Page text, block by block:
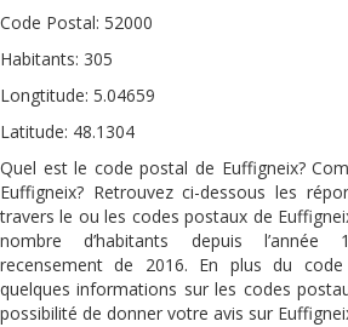
Code Postal: 52000
Habitants: 305
Longtitude: 5.04659
Latitude: 48.1304
Quel est le code postal de Euffigneix?
Euffigneix? Retrouvez ci-dessous les
travers le ou les codes postaux de
nombre d’habitants depuis l’année
recensement de 2016. En plus du
quelques informations sur les codes
possibilité de donner votre avis sur